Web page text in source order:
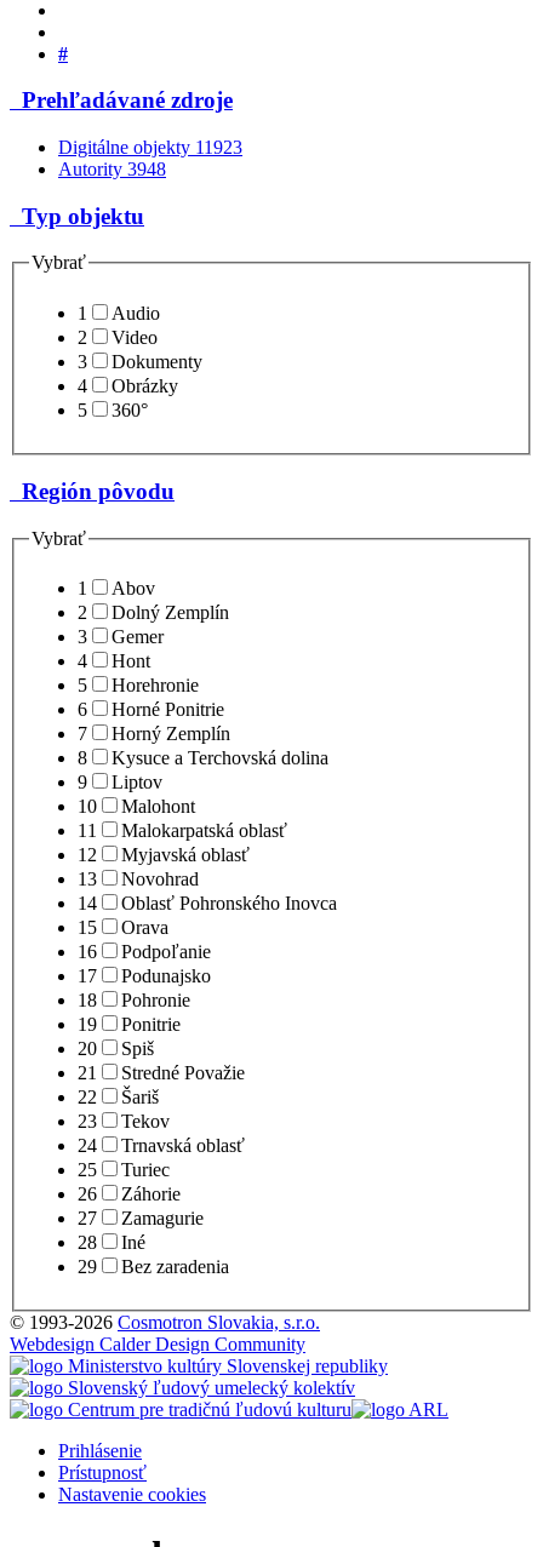
#
Prehľadávané zdroje
Digitálne objekty 11923
Autority 3948
Typ objektu
Vybrať
1
Audio
2
Video
3
Dokumenty
4
Obrázky
5
360°
Región pôvodu
Vybrať
1
Abov
2
Dolný Zemplín
3
Gemer
4
Hont
5
Horehronie
6
Horné Ponitrie
7
Horný Zemplín
8
Kysuce a Terchovská dolina
9
Liptov
10
Malohont
11
Malokarpatská oblasť
12
Myjavská oblasť
13
Novohrad
14
Oblasť Pohronského Inovca
15
Orava
16
Podpoľanie
17
Podunajsko
18
Pohronie
19
Ponitrie
20
Spiš
21
Stredné Považie
22
Šariš
23
Tekov
24
Trnavská oblasť
25
Turiec
26
Záhorie
27
Zamagurie
28
Iné
29
Bez zaradenia
© 1993-2026 Cosmotron Slovakia, s.r.o.
Webdesign Calder Design Community
Prihlásenie
Prístupnosť
Nastavenie cookies